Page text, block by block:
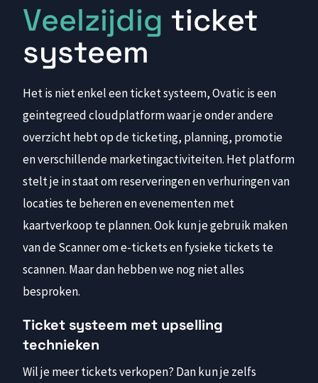
Veelzijdig ticket
systeem
Het is niet enkel een ticket systeem, Ovatic is een
geintegreed cloudplatform waar je onder andere
overzicht hebt op de ticketing, planning, promotie
en verschillende marketingactiviteiten. Het platform
stelt je in staat om reserveringen en verhuringen van
locaties te beheren en evenementen met
kaartverkoop te plannen. Ook kun je gebruik maken
van de Scanner om e-tickets en fysieke tickets te
scannen. Maar dan hebben we nog niet alles
besproken.
Ticket systeem met upselling
technieken
Wil je meer tickets verkopen? Dan kun je zelfs